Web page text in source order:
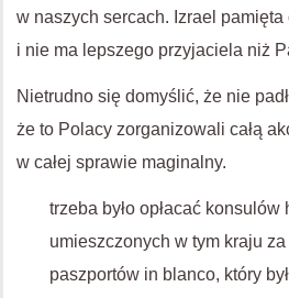
w naszych sercach. Izrael pamięta
i nie ma lepszego przyjaciela niż
Nietrudno się domyślić, że nie
że to Polacy zorganizowali całą
w całej sprawie maginalny.
trzeba było opłacać konsulów
umieszczonych w tym kraju
paszportów in blanco, który